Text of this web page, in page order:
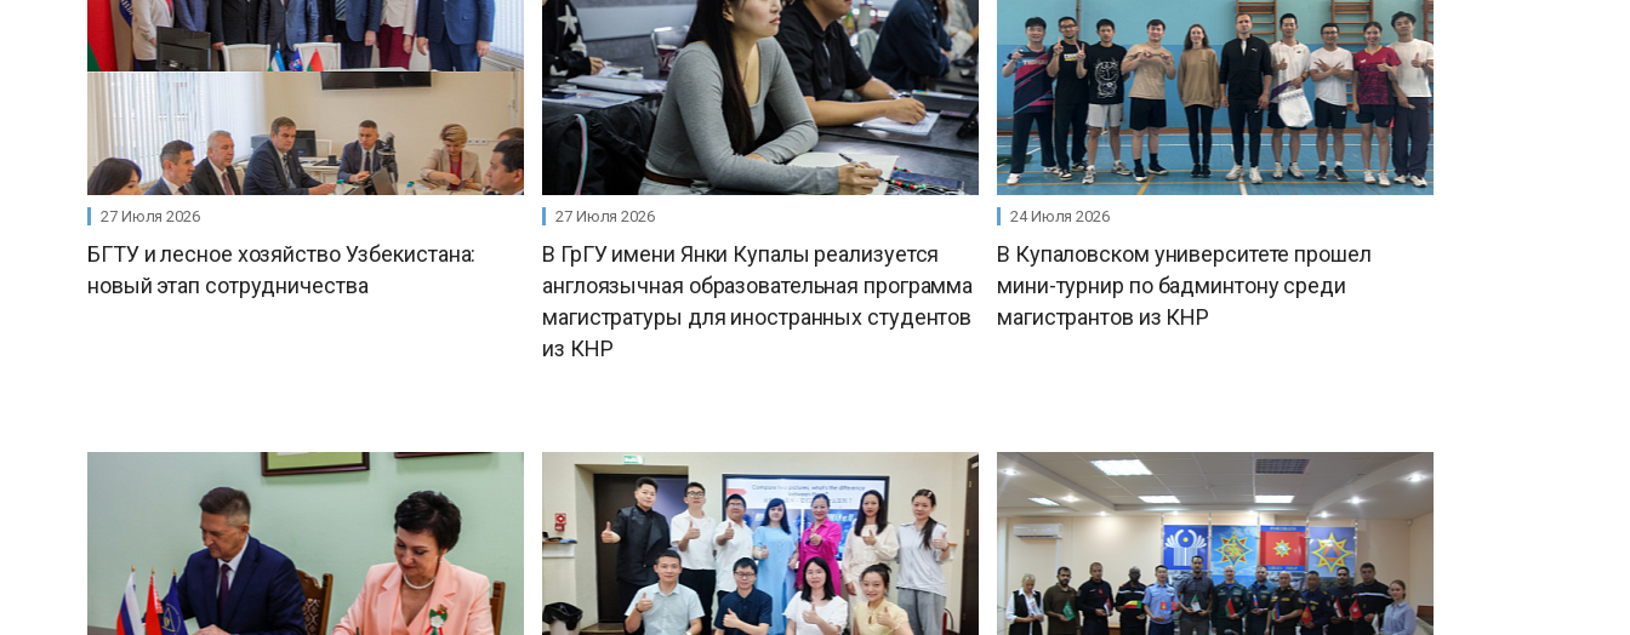
27 Июля 2026
БГТУ и лесное хозяйство Узбекистана:
новый этап сотрудничества
27 Июля 2026
В ГрГУ имени Янки Купалы реализуется
англоязычная образовательная программа
магистратуры для иностранных студентов
из КНР
24 Июля 2026
В Купаловском университете прошел
мини-турнир по бадминтону среди
магистрантов из КНР